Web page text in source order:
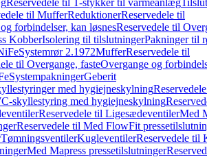
Reservedele til T-stykker til varmeanlæg
til MufferReduktionerReservedele til
forbindelser, kan løsnesReservedele til
KobberIsolering til tilslutningerPakninger til
Systemrør 2.1972MufferReservedele til
til Overgange, fasteOvergange og
SystempakningerGeberit
med hygiejneskylning
skyllestyring med hygiejneskylning
Reservedele til LigesædeventilerMed
Reservedele til Med FlowFit
TømningsventilerKugleventilerReservedele til
Med Mapress pressetilslutninger